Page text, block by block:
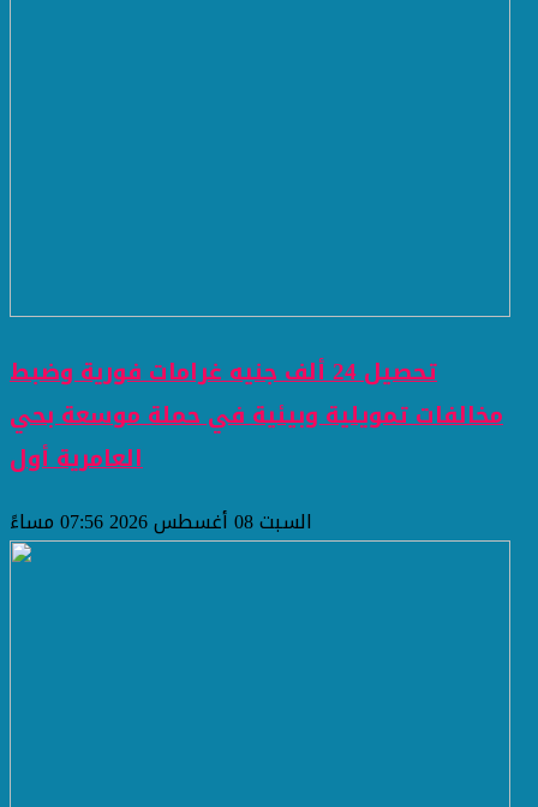
تحصيل 24 ألف جنيه غرامات فورية وضبط
مخالفات تمويلية وبيئية في حملة موسعة بحي
العامرية أول
السبت 08 أغسطس 2026 07:56 مساءً